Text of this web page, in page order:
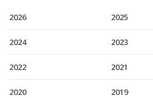
2026 2025
2024 2023
2022 2021
2020 2019